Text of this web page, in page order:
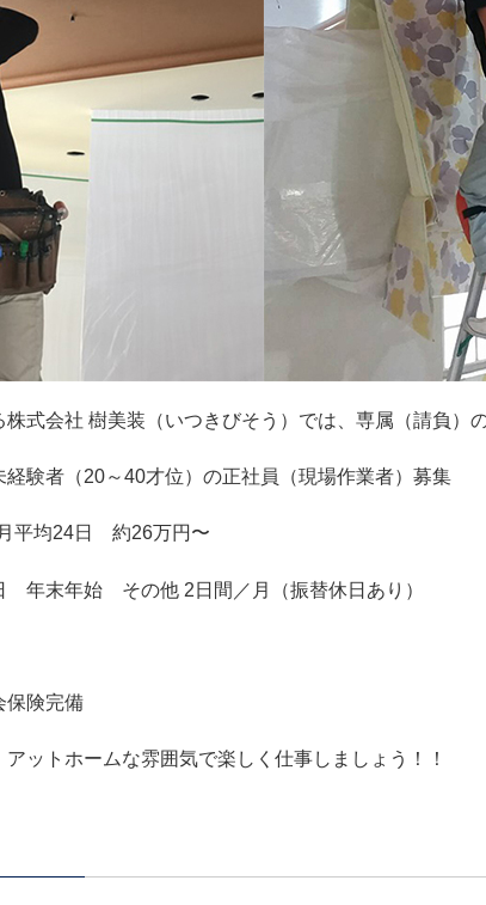
式会社 樹美装（いつきびそう）では、専属（請負）
験者（20～40才位）の正社員（現場作業者）募集
平均24日 約26万円〜
年末年始 その他 2日間／月（振替休日あり）
保険完備
ットホームな雰囲気で楽しく仕事しましょう！！